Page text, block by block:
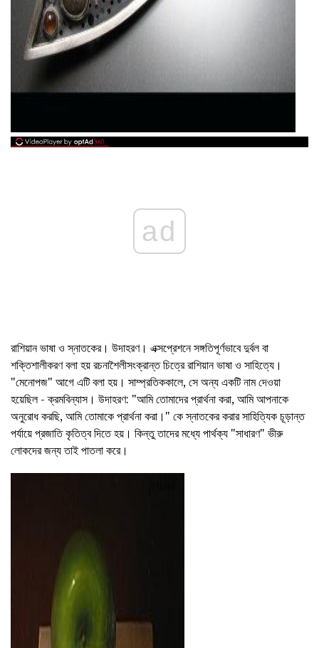
ad
ad
রাশিয়ান ভাষা ও স্নাতকের। উদাহরণ। এক্সপ্রেশনে সঙ্গতিপূর্ণভাবে দুর্বল বা
শক্তিশালীকরণ বলা হয় রচনাশৈলীসংক্রান্ত চিত্রে রাশিয়ান ভাষা ও সাহিত্যে।
"মেনোপজ" আগে এটি বলা হয়। সাম্প্রতিককালে, সে অন্য একটি নাম দেওয়া
হয়েছিল - ক্রমবিন্যাস। উদাহরণ: "আমি তোমাদের প্রার্থনা করা, আমি আপনাকে
অনুরোধ করছি, আমি তোমাকে প্রার্থনা করা।" কে স্নাতকের করার সাহিত্যিক চূড়ান্ত
পর্যায়ে প্রজাতি কৃতিত্ব দিতে হয়। কিন্তু তাদের মধ্যে পার্থক্য "সাধারণ" ভীরু
লোকদের জন্য তাই পাতলা করে।